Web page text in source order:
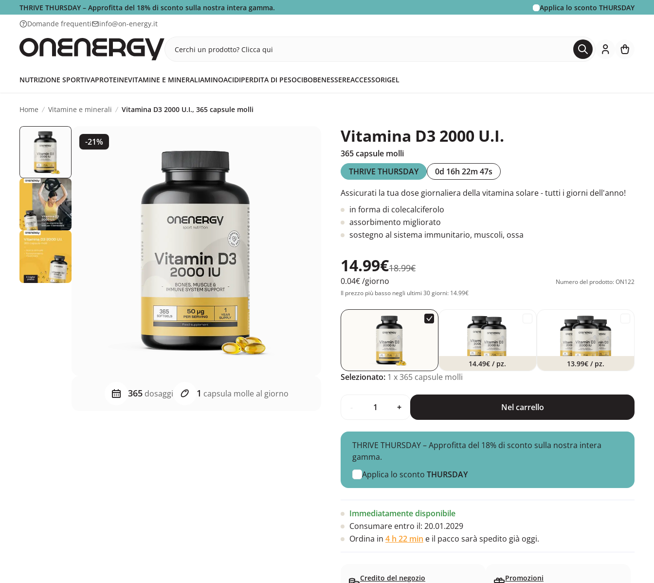
THRIVE THURSDAY – Approfitta del 18% di sconto sulla nostra intera gamma. Applica lo sconto THURSDAY
Domande frequenti
info@on-energy.it
Cerchi un prodotto? Clicca qui
NUTRIZIONE SPORTIVAPROTEINEVITAMINE E MINERALIAMINOACIDIPERDITA DI PESOCIBOBENESSEREACCESSORIGEL
Home Vitamine e minerali Vitamina D3 2000 U.I., 365 capsule molli
-21%
365dosaggi 1 capsula molle al giorno
Vitamina D3 2000 U.I.
365 capsule molli
THRIVE THURSDAY
0d 16h 22m 46s
Assicurati la tua dose giornaliera della vitamina solare - tutti i giorni dell'anno!
in forma di colecalciferolo
assorbimento migliorato
sostegno al sistema immunitario, muscoli, ossa
14.99€18.99€
0.04€/giorno
Numero del prodotto: ON122
Il prezzo più basso negli ultimi 30 giorni: 14.99€
14.49€/ pz. 13.99€ / pz.
Selezionato: 1 x 365 capsule molli
+ Nel carrello
THRIVE THURSDAY – Approfitta del 18% di sconto sulla nostra intera
gamma.
Applica lo sconto THURSDAY
Immediatamente disponibile
Consumare entro il: 20.01.2029
Ordina in 4 h 22 min e il pacco sarà spedito già oggi.
Credito del negozio
Promozioni